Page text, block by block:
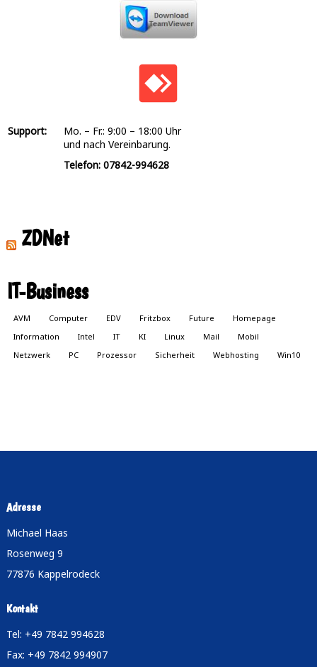
Support:
Mo. – Fr.: 9:00 – 18:00 Uhr
und nach Vereinbarung.
Telefon: 07842-994628
ZDNet
IT-Business
AVM Computer EDV Fritzbox Future
Homepage
Information
Intel IT KI Linux Mail
Mobil
Netzwerk
PC Prozessor Sicherheit Webhosting Win10
Adresse
Michael Haas
Rosenweg 9
77876 Kappelrodeck
Kontakt
Tel: +49 7842 994628
Fax: +49 7842 994907